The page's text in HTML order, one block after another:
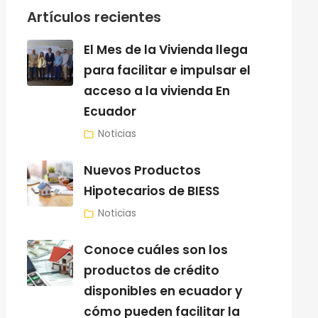
Artículos recientes
El Mes de la Vivienda llega
para facilitar e impulsar el
acceso a la vivienda En
Ecuador
Noticias
Nuevos Productos
Hipotecarios de BIESS
Noticias
Conoce cuáles son los
productos de crédito
disponibles en ecuador y
cómo pueden facilitar la